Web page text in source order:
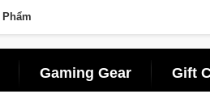
Phẩm
Gaming Gear Gift